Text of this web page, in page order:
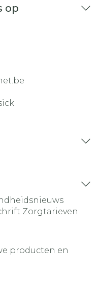
op
Zorgtarieven
producten en